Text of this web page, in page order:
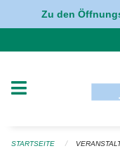
Navigation überspringen
Zu den
STARTSEITE